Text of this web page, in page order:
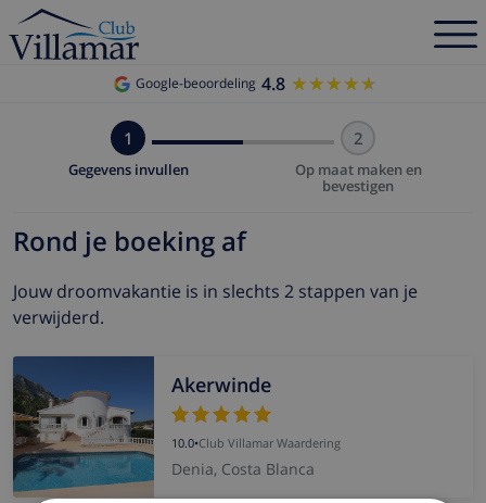
Google-beoordeling 4.8 ★★★★★
★★★★★
1
Gegevens invullen
2
Op maat maken en
bevestigen
Rond je boeking af
Jouw droomvakantie is in slechts 2 stappen van je
verwijderd.
Akerwinde
10.0•Club Villamar Waardering
Denia, Costa Blanca